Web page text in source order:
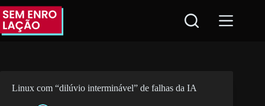
Pular
para
conteúdo
Linux com “dilúvio interminável” de falhas da IA